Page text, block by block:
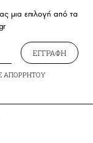
μια επιλογή από τα
ΕΓΓΡΑΦΗ
ΑΠΟΡΡΗΤΟΥ